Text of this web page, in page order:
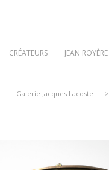
CRÉATEURS JEAN ROYÈRE
Galerie Jacques Lacoste >